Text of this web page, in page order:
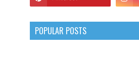
POPULAR POSTS